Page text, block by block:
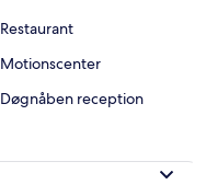
Restaurant
Motionscenter
Døgnåben reception